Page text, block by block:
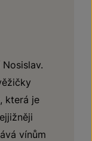
která je
vínům